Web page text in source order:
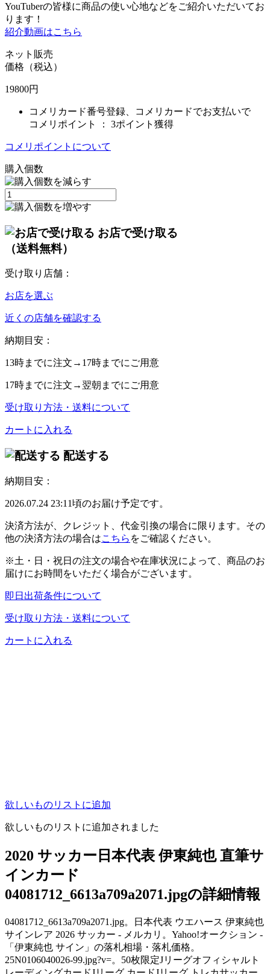
YouTuberの皆様に商品の使い心地などをご紹介いただいてお
ります！
紹介動画はこちら
ネット販売
価格（税込）
19800円
コメリカード番号登録、コメリカードでお支払いで
コメリポイント ： 3ポイント獲得
コメリポイントについて
購入個数
お店で受け取る
（送料無料）
受け取り店舗：
お店を選ぶ
近くの店舗を確認する
納期目安：
13時までに注文→ 17時までにご用意
17時までに注文→ 翌朝 までにご用意
受け取り方法・送料について
カートに入れる
配送する
納期目安：
2026.07.24 23:11頃のお届け予定です。
決済方法が、クレジット、代金引換の場合に限ります。その
他の決済方法の場合はこちら をご確認ください。
※土・日・祝日の注文の場合や在庫状況によって、商品のお
届けにお時間をいただく場合がございます。
即日出荷条件について
受け取り方法・送料について
カートに入れる
欲しいものリストに追加
欲しいものリストに追加されました
2020 サッカー日本代表 伊東純也 直筆サ
インカード
04081712_6613a709a2071.jpgの詳細情報
04081712_6613a709a2071.jpg。日本代表 ウエハース 伊東純也
サインレア 2026 サッカー - メルカリ。Yahoo!オークション -
「伊東純也 サイン」の落札相場・落札価格。
25N0106040026-99.jpg?v=。50枚限定Jリーグオフィシャルト